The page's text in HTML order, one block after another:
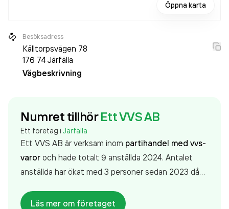
Öppna karta
Besöksadress
Källtorpsvägen 78
176 74 Järfälla
Vägbeskrivning
Numret tillhör Ett VVS AB
Ett företag i Järfälla
Ett VVS AB är verksam inom partihandel med vvs-
varor och hade totalt 9 anställda 2024. Antalet
anställda har ökat med 3 personer sedan 2023 då
aktiebolag som varit aktivt sedan 1994. Ett VVS AB
Läs mer om företaget